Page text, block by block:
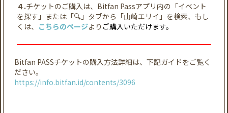
４.チケットのご購入は、Bitfan Passアプリ内の「イベント
を探す」または「🔍」タブから「山崎エリイ」を検索、もし
くは、 こちらのページより ご購入いただけます。
Bitfan PASSチケットの購入方法詳細は、下記ガイドをご覧く
ださい。
https://info.bitfan.id/contents/3096